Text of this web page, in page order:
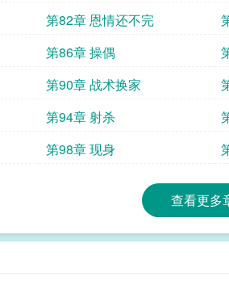
第82章 恩情还不完
第86章 操偶
第90章 战术换家
第94章 射杀
第98章 现身
查看更多